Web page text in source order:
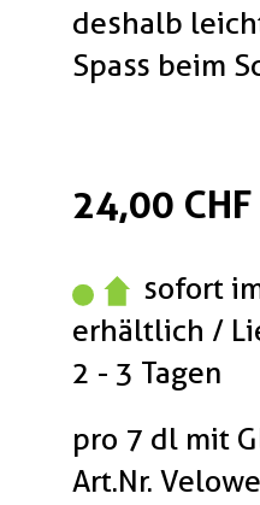
deshalb
Spass beim
24,00 CHF
sofort
erhältlich /
2 - 3 Tagen
pro 7 dl mit
Art.Nr.